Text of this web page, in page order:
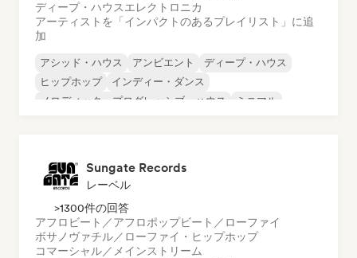
ディープ・ハウスエレクトロニカ
アーティストを「インパクトのあるプレイリスト」に追
加
アシッド・ハウス アンビエント
ディープ・ハウス
ヒップホップ
インディー・ダンス
メロディック・プログレッシブ・ハウス
ミニマル
Sungate Records
レーベル
>1300件の回答
アフロビート／アフロポップビート／ローファイ
ボサノヴァチル／ローファイ・ヒップホップ
コマーシャル／メインストリーム